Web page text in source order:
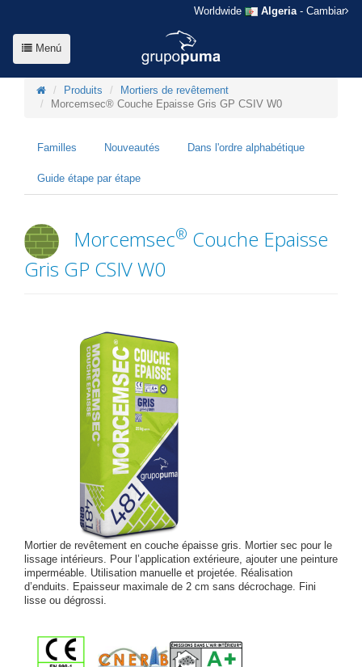
Worldwide Algeria- Cambiar
Menú
Produits
Mortiers de revêtement
Morcemsec® Couche Epaisse Gris GP CSIV W0
Familles Nouveautés Dans l'ordre alphabétique
Guide étape par étape
Morcemsec® Couche Epaisse
Gris GP CSIV W0
Mortier de revêtement en couche épaisse gris. Mortier sec pour le
lissage intérieurs. Pour l’application extérieure, ajouter une peinture
imperméable. Utilisation manuelle et projetée. Réalisation
d’enduits. Epaisseur maximale de 2 cm sans décrochage. Fini
lisse ou dégrossi.